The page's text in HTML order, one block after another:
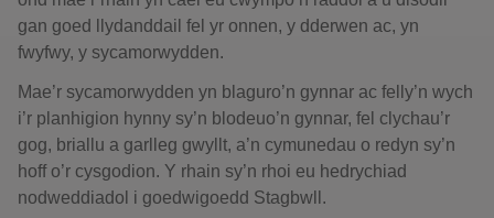
gan goed llydanddail fel yr onnen, y dderwen ac, yn
fwyfwy, y sycamorwydden.
Mae’r sycamorwydden yn blaguro’n gynnar ac felly’n wych
i’r planhigion hynny sy’n blodeuo’n gynnar, fel clychau’r
gog, briallu a garlleg gwyllt, a’n cymunedau o redyn sy’n
hoff o’r cysgodion. Y rhain sy’n rhoi eu hedrychiad
nodweddiadol i goedwigoedd Stagbwll.